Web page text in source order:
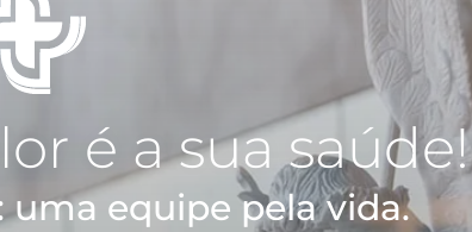
é a sua saúde!
uma equipe pela vida.